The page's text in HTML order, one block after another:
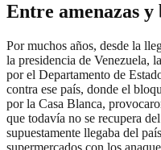
Entre amenazas y
Por muchos años, desde la
la presidencia de Venezuela,
por el Departamento de
contra ese país, donde el
por la Casa Blanca,
que todavía no se recupera
supuestamente llegaba del
supermercados con los